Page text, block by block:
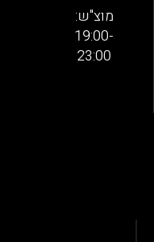
מוצ"ש:
19:00-
23:00